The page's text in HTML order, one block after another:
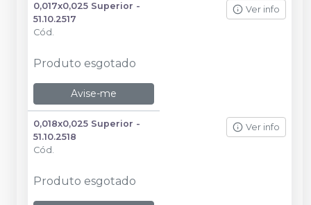
0,017x0,025 Superior -
51.10.2517
Cód.
Ver info
Produto esgotado
Avise-me
0,018x0,025 Superior -
51.10.2518
Cód.
Ver info
Produto esgotado